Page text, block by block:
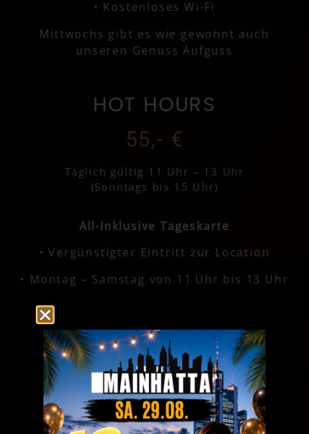
• Kostenloses Wi-Fi
Mittwochs gibt es wie gewohnt auch
unseren Genuss Aufguss
HOT HOURS
55,- €
Täglich gültig 11 Uhr – 13 Uhr
(Sonntags bis 15 Uhr)
All-Inklusive Tageskarte
• Vergünstigter Eintritt zur Location
• Montag – Samstag von 11 Uhr bis 13 Uhr
• Der perfekte Start in den Tag
FEIERABEND TARIF
35,- €